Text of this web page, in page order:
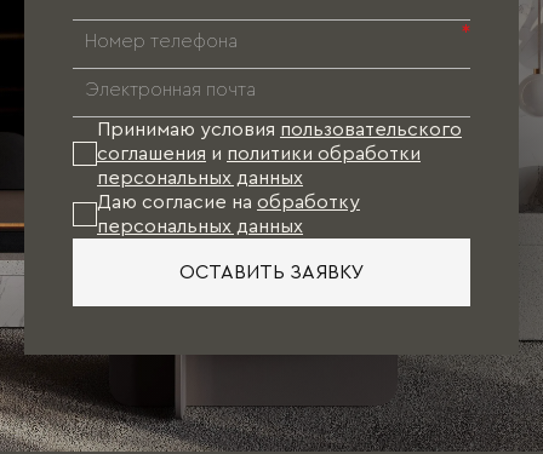
т.д.), соответствующий не только
требованиям по эргономике, но и
направлениям мебельной моды. В результате
к моменту финишной отделки квартиры
проект Вашей мебели будет готов. Останется
лишь произвести точные замеры и оформить
заказ.
При таком варианте подбор отделочных
материалов (обои, напольное покрытие, цвет
Единственное пожелание: при посещении
салона иметь план квартиры с
ориентировочными размерами, а также
*
Принимаю условия пользовательского
соглашения и политики обработки
персональных данных
Даю согласие на обработку
персональных данных
ОСТАВИТЬ ЗАЯВКУ